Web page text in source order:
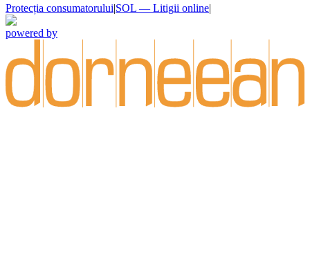
Protecția consumatorului|SOL — Litigii online|
powered by